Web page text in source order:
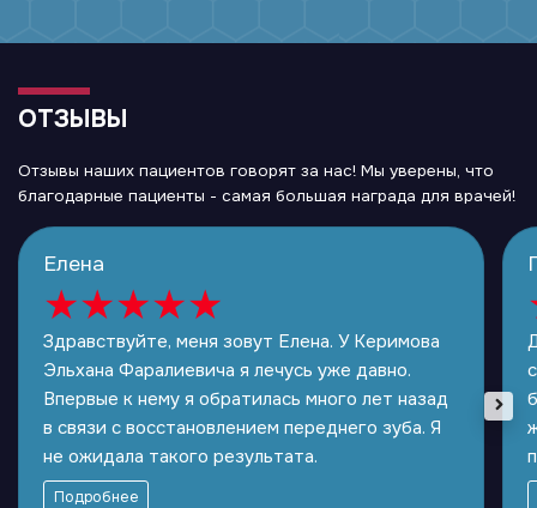
ОТЗЫВЫ
Отзывы наших пациентов говорят за нас! Мы уверены, что
благодарные пациенты - самая большая награда для врачей!
Елена
★★★★★
Здравствуйте, меня зовут Елена. У Керимова
Эльхана Фаралиевича я лечусь уже давно.
Впервые к нему я обратилась много лет назад
в связи с восстановлением переднего зуба. Я
не ожидала такого результата.
Подробнее